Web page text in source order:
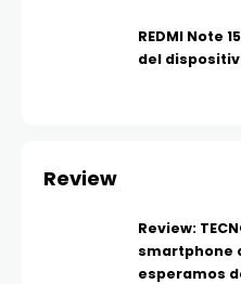
REDMI Note
del
Review
Review:
smartphone
esperamos